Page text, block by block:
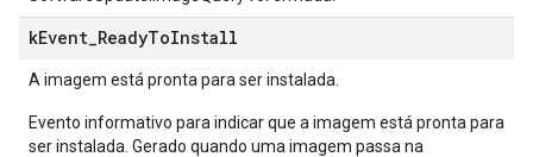
kEvent ReadyToInstall
A imagem está pronta para ser instalada.
Evento informativo para indicar que a imagem está pronta para
ser instalada. Gerado quando uma imagem passa na